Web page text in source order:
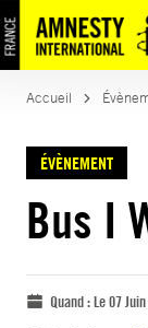
Accueil
ÉVÈNEMENT
Bus I
Quand :Le 07